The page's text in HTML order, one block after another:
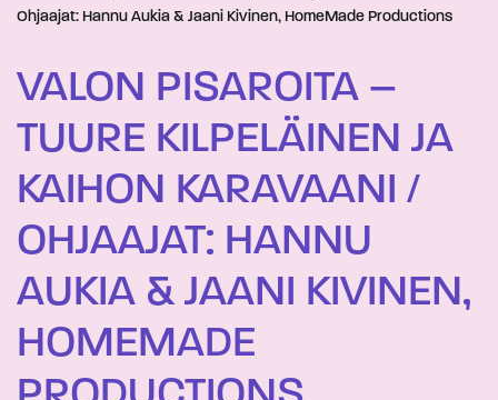
Ohjaajat: Hannu Aukia & Jaani Kivinen, HomeMade Productions
VALON PISAROITA –
TUURE KILPELÄINEN JA
KAIHON KARAVAANI /
OHJAAJAT: HANNU
AUKIA & JAANI KIVINEN,
HOMEMADE